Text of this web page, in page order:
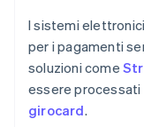
I sistemi
per i pagamenti
soluzioni come
essere processati
girocard.